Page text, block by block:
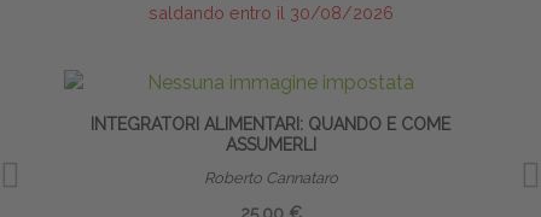
saldando entro il 30/08/2026
INTEGRATORI ALIMENTARI: QUANDO E COME
ASSUMERLI
Roberto Cannataro
25,00 €